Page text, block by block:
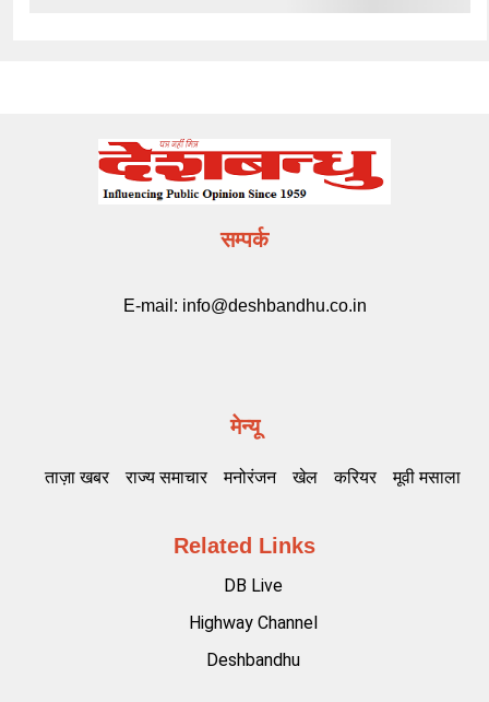
सम्पर्क
E-mail: info@deshbandhu.co.in
मेन्यू
ताज़ा खबर राज्य समाचार मनोरंजन खेल करियर मूवी मसाला
Related Links
DB Live
Highway Channel
Deshbandhu